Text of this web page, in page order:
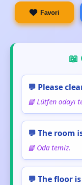
Favori
💬 Please
📘 Lütfen odayı
💬 The room
📘 Oda temiz.
💬 The floor